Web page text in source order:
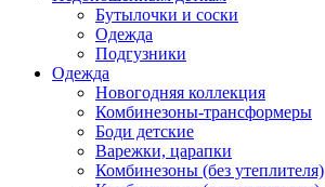
Бутылочки и соски
Одежда
Подгузники
Одежда
Новогодняя коллекция
Комбинезоны-трансформеры
Боди детские
Варежки, царапки
Комбинезоны (без утеплителя)